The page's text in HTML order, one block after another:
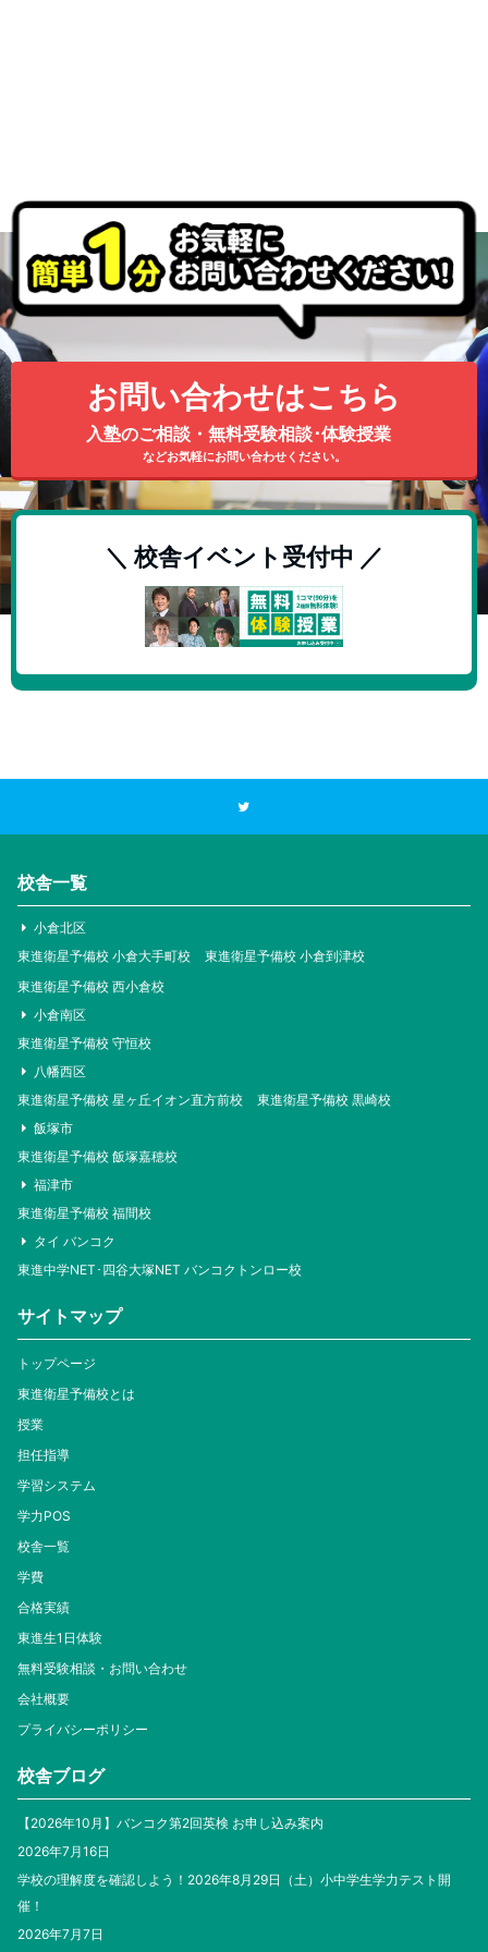
お問い合わせはこちら
入塾のご相談・無料受験相談･体験授業
などお気軽にお問い合わせください。
＼ 校舎イベント受付中 ／
校舎一覧
小倉北区
東進衛星予備校 小倉大手町校
東進衛星予備校 小倉到津校
東進衛星予備校 西小倉校
小倉南区
東進衛星予備校 守恒校
八幡西区
東進衛星予備校 星ヶ丘イオン直方前校
東進衛星予備校 黒崎校
飯塚市
東進衛星予備校 飯塚嘉穂校
福津市
東進衛星予備校 福間校
タイ バンコク
東進中学NET･四谷大塚NET バンコクトンロー校
サイトマップ
トップページ
東進衛星予備校とは
授業
担任指導
学習システム
学力POS
校舎一覧
学費
合格実績
東進生1日体験
無料受験相談・お問い合わせ
会社概要
プライバシーポリシー
校舎ブログ
【2026年10月】バンコク第2回英検 お申し込み案内
2026年7月16日
学校の理解度を確認しよう！2026年8月29日（土）小中学生学力テスト開
催！
2026年7月7日